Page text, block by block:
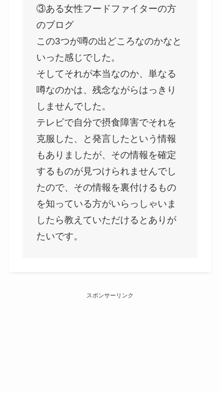
③ある女性フードファイターの方
のブログ
この3つが噂の出どころなのかなと
いった感じでした。
そしてそれが本当なのか、単なる
噂なのかは、残念ながらはっきり
しませんでした。
テレビで自分で摂食障害でそれを
克服した、と発言したという情報
もありましたが、その情報を確定
するものが見つけられませんでし
たので、その情報を裏付けるもの
を知っている方がいらっしゃいま
したら教えていただけるとありが
たいです。
スポンサーリンク